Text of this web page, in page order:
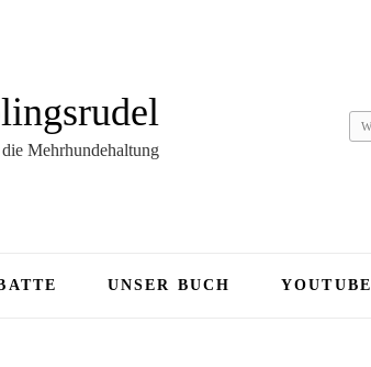
Mehrhundehaltung
UNSER BUCH YOUTUBE